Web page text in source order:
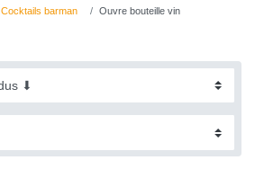
Cocktails barman Ouvre bouteille vin